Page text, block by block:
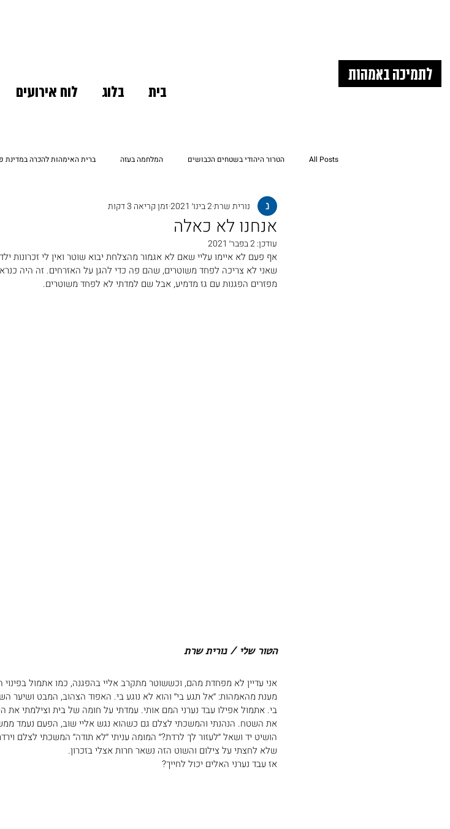
בית בלוג לוח אירועים
לתמיכה באמהות
All Posts הטרור היהודי בשטחים הכבושים המלחמה בעזה ברית האימהות להכרה במדינת
תוציאו את הילדים שלנו מהשטחים הכבוש כרוניקה של מחאה
אנחנו לא כאלה
נורית שרת2 בינו׳ 2021 זמן קריאה 3 דקות
עודכן:2 בפבר׳ 2021
אף פעם לא איימו עליי שאם לא אגמור מהצלחת יבוא שוטר ואין לי זכרונות
שאני לא צריכה לפחד משוטרים, שהם פה כדי להגן על האזרחים. זה היה
מפזרים הפגנות עם גז מדמיע, אבל שם למדתי לא לפחד משוטרים.
הטור שלי / נורית שרת
אני עדיין לא מפחדת מהם, וכששוטר מתקרב אליי בהפגנה, כמו אתמול
מענת מהאמהות: ׳׳אל תגע בי׳׳ והוא לא נוגע בי. האפוד הצהוב, המבט
בי. אתמול אפילו עבד נערני המם אותי. עמדתי על חומה של בית וצילמתי את
את השטח. הנהנתי והמשכתי לצלם גם כשהוא נגש אליי שוב, הפעם נעמד ממש
הושיט יד ושאל ׳׳לעזור לך לרדת?׳׳ המומה עניתי ׳׳לא תודה׳׳ המשכתי לצלם
שלא לחצתי על צילום והשוט הזה נשאר חרות אצלי בזכרון.
אז עבד נערני האלים יכול לחייך?